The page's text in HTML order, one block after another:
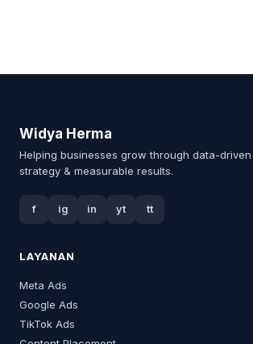
Widya Herma
Helping businesses grow through data-
strategy & measurable results.
f ig in yt tt
LAYANAN
Meta Ads
Google Ads
TikTok Ads